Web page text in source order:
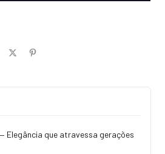
Elegância que atravessa gerações